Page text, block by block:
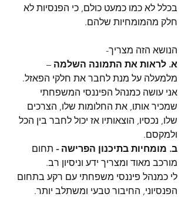
בכלל לא כמו כמעט כולם, כי הפנסיות לא
חלק מהמומחיות שלהם.
הנושא הזה מצריך-
א. לראות את התמונה השלמה –
מלמעלה על מנת לחבר את חלקי הפאזל.
אני עושה כמנהל הפיננסי המשפחתי
שמכיר אותו, את החלומות שלו, הצרכים
שלו, נכסיו, הוצאותיו אז יכול לחבר בין הכל
ולמקסם.
ב. מומחיות בתיכנון הפרישה - תחום
מורכב מאוד ומצריך ידע וניסיון רב.
לי כמנהל פיננסי משפחתי עם רקע בתחום
הפנסיוני, החיבור טבעי ומשתלב יותר.